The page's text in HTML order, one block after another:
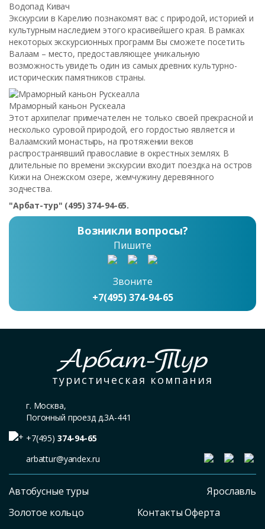
Водопад Кивач
Экскурсии в Карелию познакомят вас с природой, историей и
культурным наследием этого красивейшего края. В рамках
некоторых экскурсионных программ Вы сможете посетить
Валаам – место, предоставляющее уникальную
возможность увидеть один из самых древних культурно-
исторических памятников страны.
Мраморный каньон Рускеала
Этот архипелаг примечателен не только своей прекрасной и
несколько суровой природой, его гордостью является и
Валаамский монастырь, на протяжении веков
распространявший православие в окрестных землях. В
длительные по времени экскурсии входит поездка на остров
Кижи на Онежском озере, жемчужину деревянного
зодчества.
"Арбат-тур" (495) 374-94-65.
Возникли вопросы?
Пишите
Звоните
+7(495) 374-94-65
Арбат-Тур
туристическая компания
г. Москва,
Погонный проезд д.3А-441
+7(495) 374-94-65
arbattur@yandex.ru
Автобусные туры
Золотое кольцо
Ярославль
Контакты Оферта